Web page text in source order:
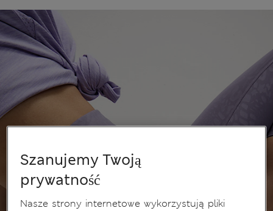
Szanujemy Twoją
prywatność
Nasze strony internetowe wykorzystują pliki